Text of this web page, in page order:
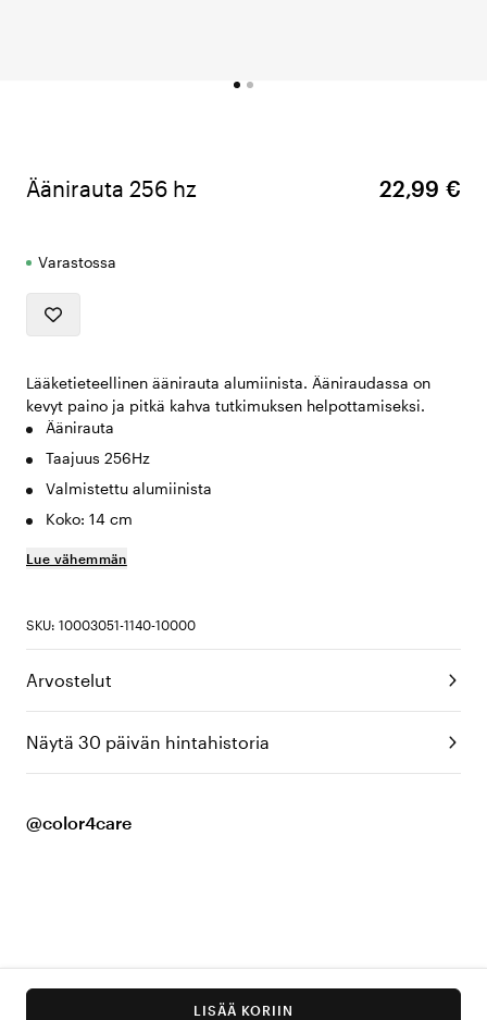
Äänirauta 256 hz 22,99 €
Varastossa
Lääketieteellinen äänirauta alumiinista. Ääniraudassa on
kevyt paino ja pitkä kahva tutkimuksen helpottamiseksi.
Äänirauta
Taajuus 256Hz
Valmistettu alumiinista
Koko: 14 cm
Lue vähemmän
SKU: 10003051-1140-10000
Arvostelut
Näytä 30 päivän hintahistoria
@color4care
LISÄÄ KORIIN